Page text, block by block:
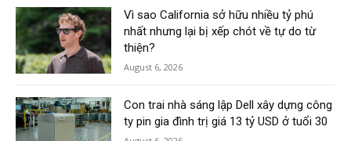
Vì sao California sở hữu nhiều tỷ phú
nhất nhưng lại bị xếp chót về tự do từ
thiện?
August 6, 2026
Con trai nhà sáng lập Dell xây dựng công
ty pin gia đình trị giá 13 tỷ USD ở tuổi 30